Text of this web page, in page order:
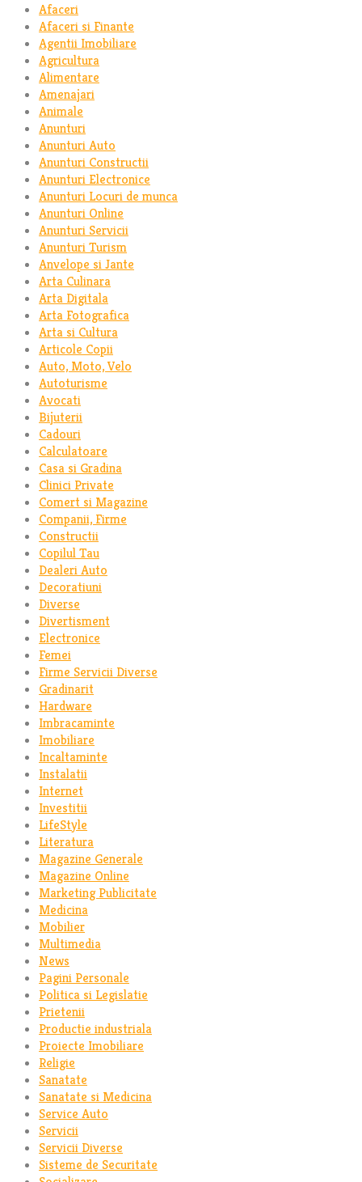
Afaceri
Afaceri si Finante
Agentii Imobiliare
Agricultura
Alimentare
Amenajari
Animale
Anunturi
Anunturi Auto
Anunturi Constructii
Anunturi Electronice
Anunturi Locuri de munca
Anunturi Online
Anunturi Servicii
Anunturi Turism
Anvelope si Jante
Arta Culinara
Arta Digitala
Arta Fotografica
Arta si Cultura
Articole Copii
Auto, Moto, Velo
Autoturisme
Avocati
Bijuterii
Cadouri
Calculatoare
Casa si Gradina
Clinici Private
Comert si Magazine
Companii, Firme
Constructii
Copilul Tau
Dealeri Auto
Decoratiuni
Diverse
Divertisment
Electronice
Femei
Firme Servicii Diverse
Gradinarit
Hardware
Imbracaminte
Imobiliare
Incaltaminte
Instalatii
Internet
Investitii
LifeStyle
Literatura
Magazine Generale
Magazine Online
Marketing Publicitate
Medicina
Mobilier
Multimedia
News
Pagini Personale
Politica si Legislatie
Prietenii
Productie industriala
Proiecte Imobiliare
Religie
Sanatate
Sanatate si Medicina
Service Auto
Servicii
Servicii Diverse
Sisteme de Securitate